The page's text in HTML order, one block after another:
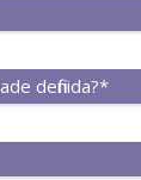
definida?*